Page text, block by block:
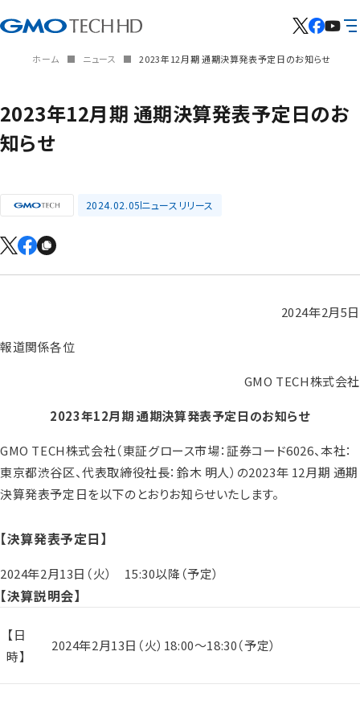
ホーム ニュース 2023年12月期 通期決算発表予定日のお知らせ
2023年12月期 通期決算発表予定日のお
知らせ
2024.02.05ニュースリリース
2024年2月5日
報道関係各位
GMO TECH株式会社
2023年12月期 通期決算発表予定日のお知らせ
GMO TECH株式会社（東証グロース市場：証券コード6026、本社：
東京都渋谷区、代表取締役社長：鈴木 明人）の2023年 12月期 通期
決算発表予定日を以下のとおりお知らせいたします。
【決算発表予定日】
2024年2月13日（火） 15:30以降（予定）
【決算説明会】
【日
時】
2024年2月13日（火）18:00～18:30（予定）